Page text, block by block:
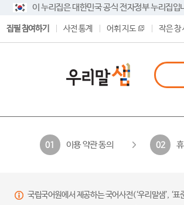
이 누리집은 대한민국 공식 전자정부 누리집입
집필 참여하기 사전 통계 어휘 지도 작은 창
01 이용 약관 동의 02
국립국어원에서 제공하는 국어사전(‘우리말샘’, ‘